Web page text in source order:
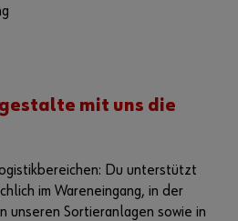
mit uns die
Du unterstützt
im Wareneingang, in der
unseren Sortieranlagen sowie in